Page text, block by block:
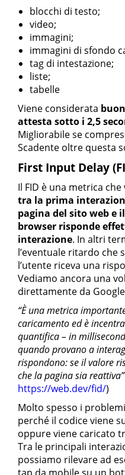
blocchi di testo;
video;
immagini;
immagini di sfondo
tag di intestazione;
liste;
tabelle
Viene considerata
attesta sotto i 2,5
Migliorabile se
Scadente oltre questa
First Input Delay
Il FID è una metrica che
tra la prima
pagina del sito web e
browser risponde
interazione. In altri
l’eventuale ritardo che
l’utente riceva una
Vediamo ancora una
direttamente da
“È una metrica
caricamento ed è
quantifica – in
quando provano a
rispondono: se il valore
che la pagina sia reattiva”
https://web.dev/fid/)
Molto spesso i
perché il codice viene
oppure viene caricato
Tra le principali
possiamo rilevare ad